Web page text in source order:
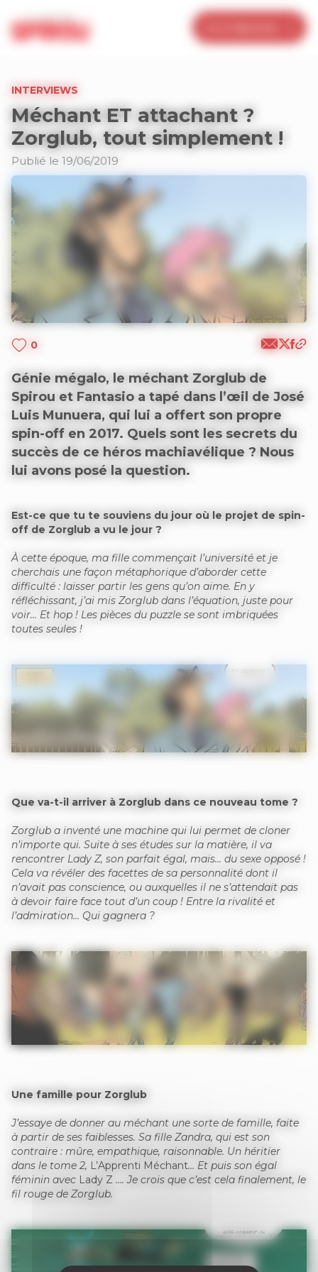
INTERVIEWS
Méchant ET attachant ?
Zorglub, tout simplement !
Publié le 19/06/2019
0
Génie mégalo, le méchant Zorglub de
Spirou et Fantasio a tapé dans l’œil de José
Luis Munuera, qui lui a offert son propre
spin-off en 2017. Quels sont les secrets du
succès de ce héros machiavélique ? Nous
lui avons posé la question.
Est-ce que tu te souviens du jour où le projet de spin-
off de Zorglub a vu le jour ?
À cette époque, ma fille commençait l’université et je
cherchais une façon métaphorique d’aborder cette
difficulté : laisser partir les gens qu’on aime. En y
réfléchissant, j’ai mis Zorglub dans l’équation, juste pour
voir… Et hop ! Les pièces du puzzle se sont imbriquées
toutes seules !
Que va-t-il arriver à Zorglub dans ce nouveau tome ?
Zorglub a inventé une machine qui lui permet de cloner
n’importe qui. Suite à ses études sur la matière, il va
rencontrer Lady Z, son parfait égal, mais… du sexe opposé !
Cela va révéler des facettes de sa personnalité dont il
n’avait pas conscience, ou auxquelles il ne s’attendait pas
à devoir faire face tout d’un coup ! Entre la rivalité et
l’admiration… Qui gagnera ?
Une famille pour Zorglub
J’essaye de donner au méchant une sorte de famille, faite
à partir de ses faiblesses. Sa fille Zandra, qui est son
contraire : mûre, empathique, raisonnable. Un héritier
dans le tome 2, L’Apprenti Méchant… Et puis son égal
féminin avec Lady Z …. Je crois que c’est cela finalement, le
fil rouge de Zorglub.